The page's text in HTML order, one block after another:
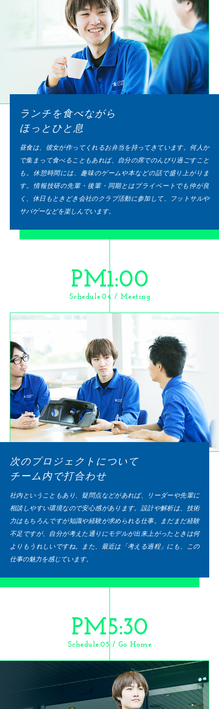
ランチを食べながら
ほっとひと息
昼食は、彼女が作ってくれるお弁当を持ってきています。何人か
で集まって食べることもあれば、自分の席でのんびり過ごすこと
も。休憩時間には、趣味のゲームや本などの話で盛り上がりま
す。情報技研の先輩・後輩・同期とはプライベートでも仲が良
く、休日もときどき会社のクラブ活動に参加して、フットサルや
サバゲーなどを楽しんでいます。
PM1:00
Schedule.04 / Meeting
次のプロジェクトについて
チーム内で打合わせ
社内ということもあり、疑問点などがあれば、リーダーや先輩に
相談しやすい環境なので安心感があります。設計や解析は、技術
力はもちろんですが知識や経験が求められる仕事。まだまだ経験
不足ですが、自分が考えた通りにモデルが出来上がったときは何
よりもうれしいですね。また、最近は「考える過程」にも、この
仕事の魅力を感じています。
PM5:30
Schedule.05 / Go Home